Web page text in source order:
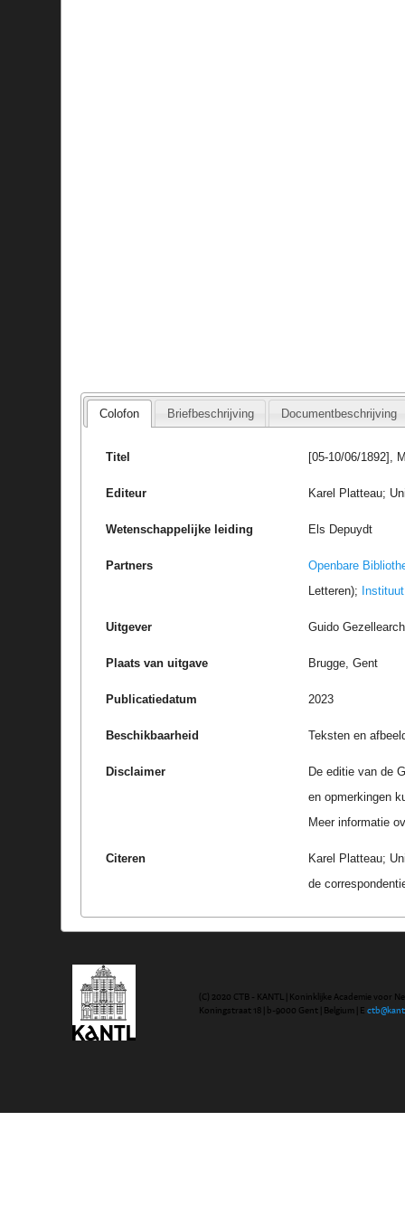
Colofon Briefbeschrijving Documentbeschrijving
Titel [05-10/06/1892],
Editeur Karel Platteau;
Wetenschappelijke leiding Els Depuydt
Partners
Openbare
Letteren);
Uitgever Guido
Plaats van uitgave Brugge, Gent
Publicatiedatum 2023
Beschikbaarheid Teksten en
Disclaimer
De editie van de
en opmerkingen
Meer informatie
Citeren
Karel Platteau;
de
(C) 2020 CTB - KANTL | Koninklijke Academie voor
Koningstraat 18 | b-9000 Gent | Belgium | E